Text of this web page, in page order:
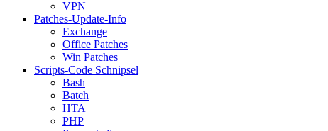
VPN
Patches-Update-Info
Exchange
Office Patches
Win Patches
Scripts-Code Schnipsel
Bash
Batch
HTA
PHP